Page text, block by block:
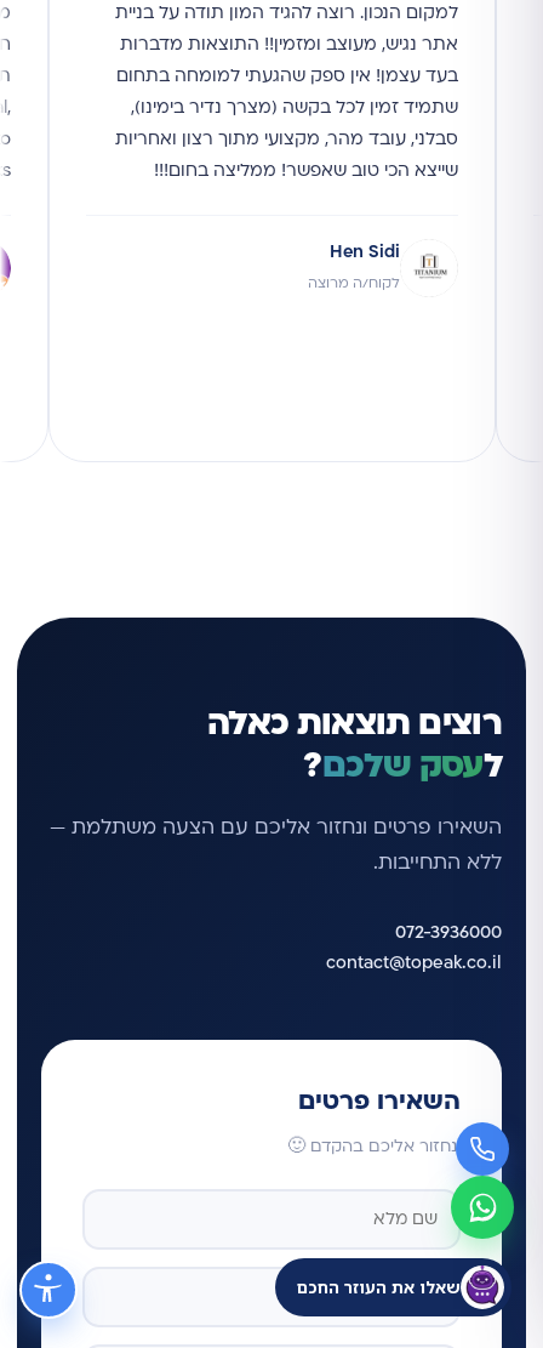
למקום הנכון. רוצה להגיד המון תודה על בניית
אתר נגיש, מעוצב ומזמין!! התוצאות מדברות
בעד עצמן! אין ספק שהגעתי למומחה בתחום
שתמיד זמין לכל בקשה (מצרך נדיר בימינו),
סבלני, עובד מהר, מקצועי מתוך רצון ואחריות
שייצא הכי טוב שאפשר! ממליצה בחום!!!
Hen Sidi
לקוח/ה מרוצה
רוצים תוצאות כאלה
לעסק שלכם?
השאירו פרטים ונחזור אליכם עם הצעה משתלמת —
ללא התחייבות.
072-3936000
contact@topeak.co.il
השאירו פרטים
ונחזור אליכם בהקדם 🙂
שאלו את העוזר החכם